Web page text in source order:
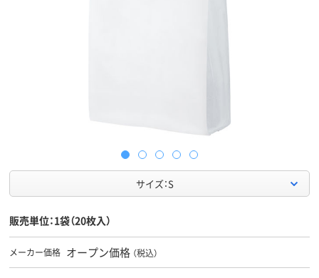
サイズ：S
販売単位：1袋（20枚入）
メーカー価格 オープン価格 （税込）